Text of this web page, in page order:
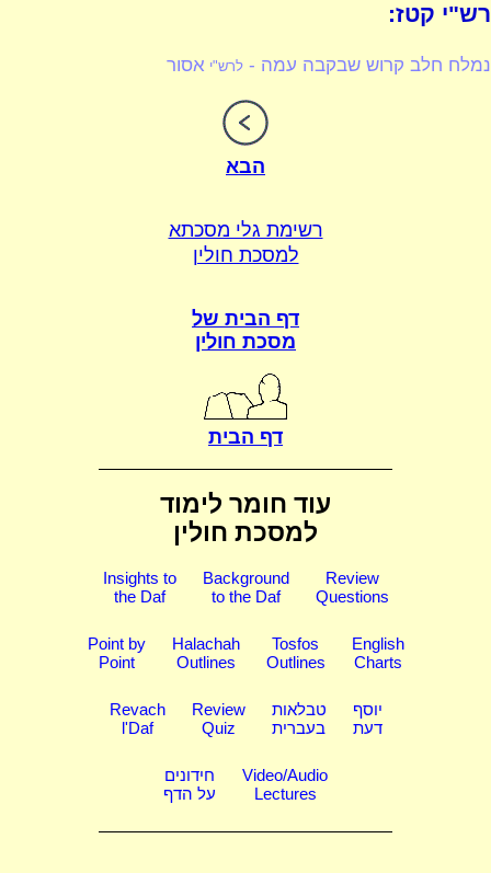
רש"י קטז:
נמלח חלב קרוש שבקבה עמה - לרש"י אסור
הבא
רשימת גלי מסכתא
למסכת חולין
דף הבית של
מסכת חולין
דף הבית
עוד חומר לימוד
למסכת חולין
Insights to
the Daf
Background
to the Daf
Review
Questions
Point by
Point
Halachah
Outlines
Tosfos
Outlines
English
Charts
Revach
l'Daf
Review
Quiz
טבלאות
בעברית
יוסף
דעת
חידונים
על הדף
Video/Audio
Lectures